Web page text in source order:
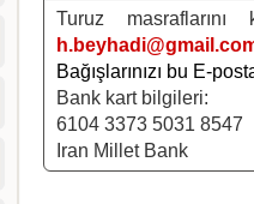
Turuz
Bağışlarınızı bu E-
Bank kart bilgileri:
6104 3373 5031 8547
Iran Millet Bank